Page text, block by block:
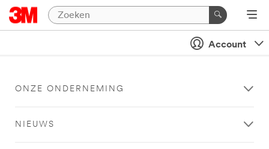
Account
ONZE ONDERNEMING
NIEUWS